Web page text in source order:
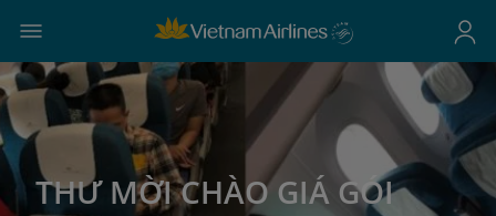
THƯ MỜI CHÀO GIÁ GÓI